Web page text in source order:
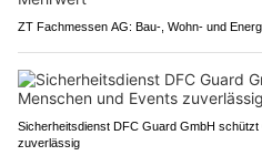
ZT Fachmessen AG: Bau-, Wohn- und
Sicherheitsdienst DFC Guard GmbH
zuverlässig